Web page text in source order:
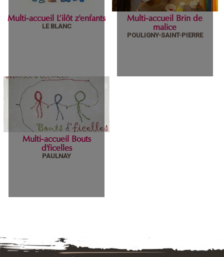
mercredi 09 février 2022 mardi 18 janvier 2022
Multi-accueil L’ilôt z'enfants
LE BLANC
Multi-accueil L’ilôt
z'enfants
mardi 18 janvier 2022
Multi-accueil Brin de
malice
POULIGNY-SAINT-PIERRE
Multi-accueil Bouts
d'ficelles
PAULNAY